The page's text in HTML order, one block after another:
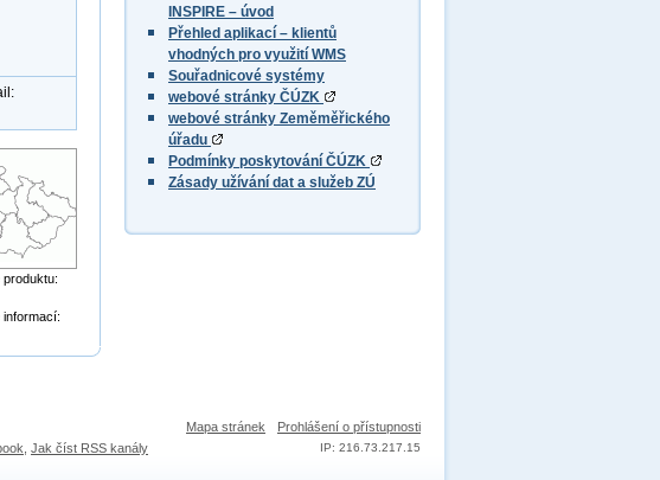
INSPIRE – úvod
Přehled aplikací – klientů
vhodných pro využití WMS
Souřadnicové systémy
webové stránky ČÚZK
webové stránky Zeměměřického
úřadu
Podmínky poskytování ČÚZK
Zásady užívání dat a služeb ZÚ
informací:
Mapa stránek Prohlášení o přístupnosti
IP: 216.73.217.15
Jak číst RSS kanály